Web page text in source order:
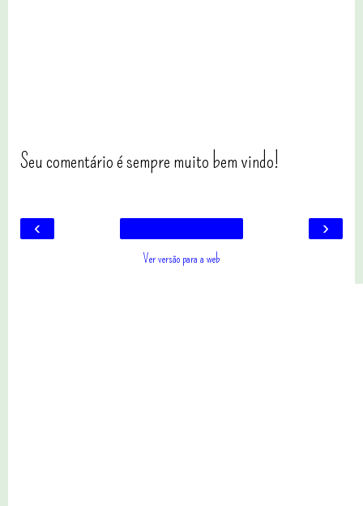
Seu comentário é sempre muito bem vindo!
‹ ›
Ver versão para a web